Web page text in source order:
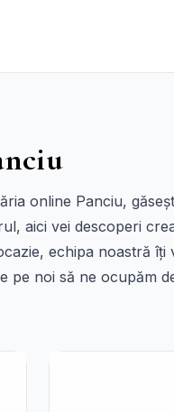
online Panciu,
aici vei descoperi
echipa noastră
pe noi să ne ocupăm